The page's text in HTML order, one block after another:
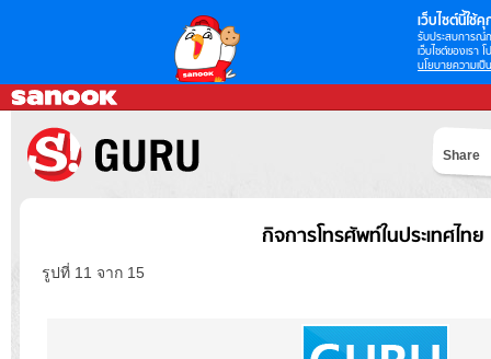
เว็บไซต์นี้ใช้คุ
รับประสบการณ์
เว็บไซต์ของเรา
นโยบายความเป็
Share
กิจการโทรศัพท์ในประเทศไทย
รูปที่ 11 จาก 15